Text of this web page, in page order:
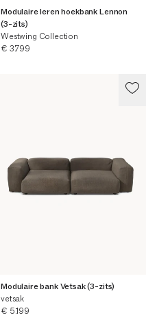
Modulaire leren hoekbank Lennon
(3-zits)
Westwing Collection
Huidige prijs
€ 3.799
Modulaire bank Vetsak (3-zits)
vetsak
Huidige prijs
€ 5.199